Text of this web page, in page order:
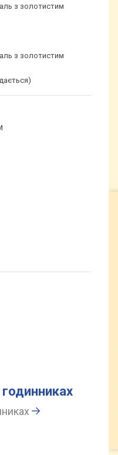
з золотистим
з золотистим